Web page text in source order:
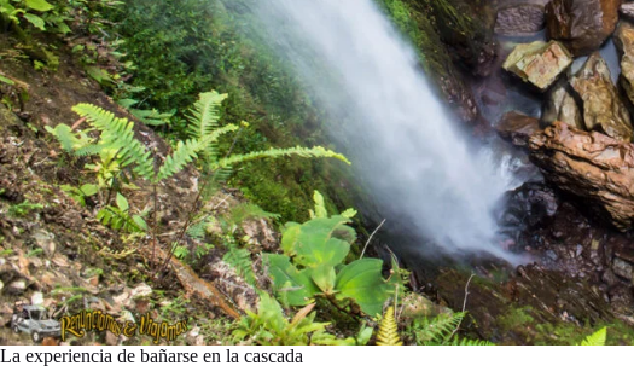
La experiencia de bañarse en la cascada